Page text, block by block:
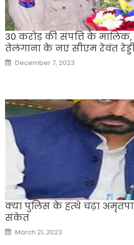
30 करोड़ की संपत्ति के
तेलंगाना के नए सीएम रेवंत
Posted
on
December 7, 2023
क्या पुलिस के हत्थे चढ़ा
संकेत
Posted
on
March 21, 2023